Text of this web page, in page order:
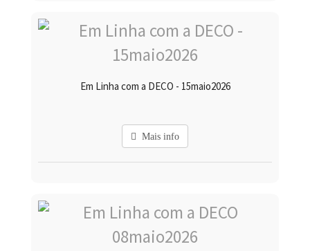
Em Linha com a DECO - 15maio2026
Mais info